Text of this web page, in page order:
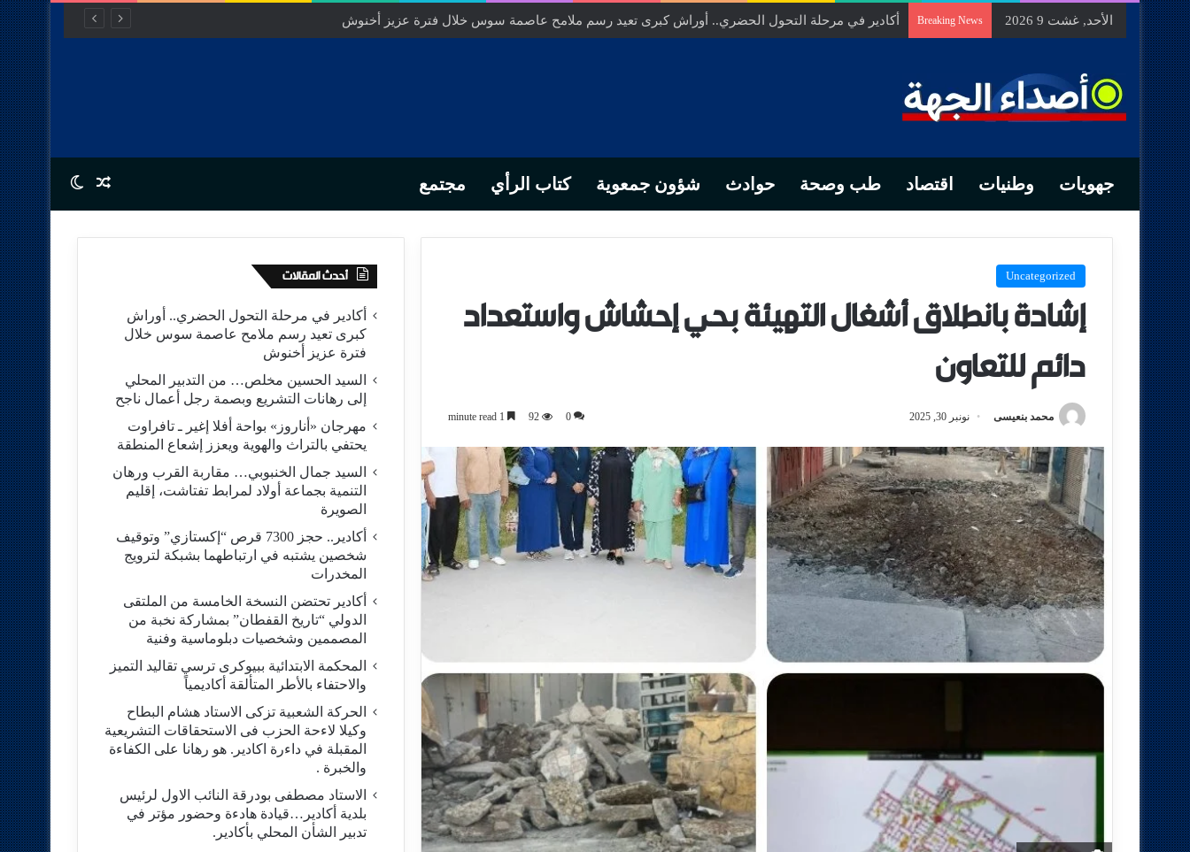
الأحد, غشت 9 2026 Breaking News أكادير في مرحلة التحول الحضري.. أوراش كبرى تعيد رسم ملامح عاصمة سوس خلال فترة عزيز أخنوش
جهويات وطنيات اقتصاد طب وصحة حوادث شؤون جمعوية كتاب الرأي مجتمع Random Article
Switch skin
Uncategorized
إشادة بانطلاق أشغال التهيئة بحي إحشاش واستعداد
دائم للتعاون
محمد بنعيسى نونبر 30, 2025 0
92
أحدث المقالات
أكادير في مرحلة التحول الحضري.. أوراش
كبرى تعيد رسم ملامح عاصمة سوس خلال
فترة عزيز أخنوش
السيد الحسين مخلص… من التدبير المحلي
إلى رهانات التشريع وبصمة رجل أعمال ناجح
مهرجان «أناروز» بواحة أفلا إغير ـ تافراوت
يحتفي بالتراث والهوية ويعزز إشعاع المنطقة
السيد جمال الخنبوبي… مقاربة القرب ورهان
التنمية بجماعة أولاد لمرابط تفتاشت، إقليم
الصويرة
أكادير.. حجز 7300 قرص “إكستازي” وتوقيف
شخصين يشتبه في ارتباطهما بشبكة لترويج
المخدرات
أكادير تحتضن النسخة الخامسة من الملتقى
الدولي “تاريخ القفطان” بمشاركة نخبة من
المصممين وشخصيات دبلوماسية وفنية
المحكمة الابتدائية ببيوكرى ترسي تقاليد التميز
والاحتفاء بالأطر المتألقة أكاديمياً
الحركة الشعبية تزكى الاستاد هشام البطاح
وكيلا لاءحة الحزب فى الاستحقاقات التشريعية
المقبلة في داءرة اكادير. هو رهانا على الكفاءة
والخبرة .
الاستاد مصطفى بودرقة النائب الاول لرئيس
بلدية أكادير…قيادة هادءة وحضور مؤتر في
تدبير الشأن المحلي بأكادير.